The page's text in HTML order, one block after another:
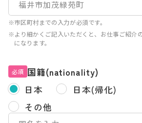
※市区町村までの入力が必須です。
※より細かくご記入いただくと、お仕事ご紹介
になります。
必須 国籍(nationality)
日本
日本(帰化)
その他